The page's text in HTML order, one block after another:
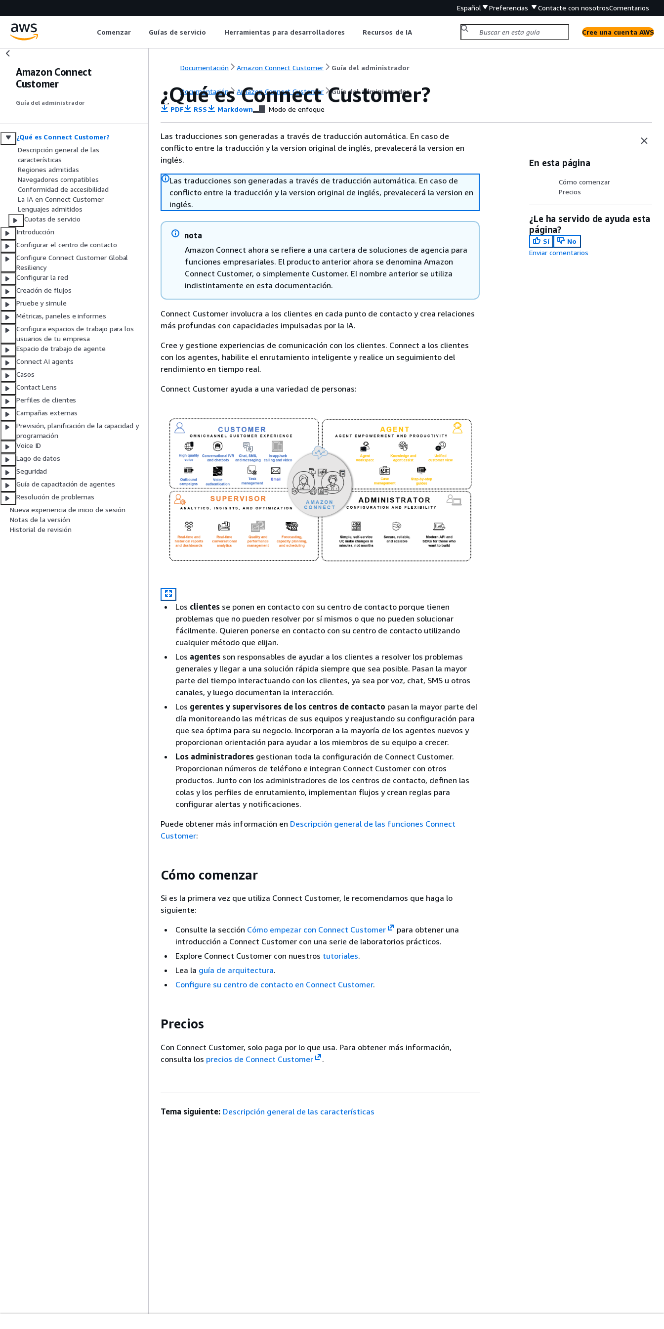
Español Preferencias Contacte con nosotrosComentarios
Comenzar Guías de servicio Herramientas para desarrolladores Recursos de IA Cree una cuenta AWS
Amazon Connect
Customer
Guía del administrador
¿Qué es Connect Customer?
Descripción general de las
características
Regiones admitidas
Navegadores compatibles
Conformidad de accesibilidad
La IA en Connect Customer
Lenguajes admitidos
Cuotas de servicio
Introducción
Configurar el centro de contacto
Configure Connect Customer Global
Resiliency
Configurar la red
Creación de flujos
Pruebe y simule
Métricas, paneles e informes
Configura espacios de trabajo para los
usuarios de tu empresa
Espacio de trabajo de agente
Connect AI agents
Casos
Contact Lens
Perfiles de clientes
Campañas externas
Previsión, planificación de la capacidad y
programación
Voice ID
Lago de datos
Seguridad
Guía de capacitación de agentes
Resolución de problemas
Nueva experiencia de inicio de sesión
Notas de la versión
Historial de revisión
Documentación Amazon Connect Customer Guía del administrador
Documentación Amazon Connect Customer Guía del administrador
¿Qué es Connect Customer?
PDF RSS Markdown Modo de enfoque
Las traducciones son generadas a través de traducción automática. En caso de
conflicto entre la traducción y la version original de inglés, prevalecerá la version en
inglés.
Las traducciones son generadas a través de traducción automática. En caso de
conflicto entre la traducción y la version original de inglés, prevalecerá la version en
inglés.
nota
Amazon Connect ahora se refiere a una cartera de soluciones de agencia para
funciones empresariales. El producto anterior ahora se denomina Amazon
Connect Customer, o simplemente Customer. El nombre anterior se utiliza
indistintamente en esta documentación.
Connect Customer involucra a los clientes en cada punto de contacto y crea relaciones
más profundas con capacidades impulsadas por la IA.
Cree y gestione experiencias de comunicación con los clientes. Connect a los clientes
con los agentes, habilite el enrutamiento inteligente y realice un seguimiento del
rendimiento en tiempo real.
Connect Customer ayuda a una variedad de personas:
Los clientes se ponen en contacto con su centro de contacto porque tienen
problemas que no pueden resolver por sí mismos o que no pueden solucionar
fácilmente. Quieren ponerse en contacto con su centro de contacto utilizando
cualquier método que elijan.
Los agentes son responsables de ayudar a los clientes a resolver los problemas
generales y llegar a una solución rápida siempre que sea posible. Pasan la mayor
parte del tiempo interactuando con los clientes, ya sea por voz, chat, SMS u otros
canales, y luego documentan la interacción.
Los gerentes y supervisores de los centros de contacto pasan la mayor parte del
día monitoreando las métricas de sus equipos y reajustando su configuración para
que sea óptima para su negocio. Incorporan a la mayoría de los agentes nuevos y
proporcionan orientación para ayudar a los miembros de su equipo a crecer.
Los administradores gestionan toda la configuración de Connect Customer.
Proporcionan números de teléfono e integran Connect Customer con otros
productos. Junto con los administradores de los centros de contacto, definen las
colas y los perfiles de enrutamiento, implementan flujos y crean reglas para
configurar alertas y notificaciones.
Puede obtener más información en Descripción general de las funciones Connect
Customer:
Cómo comenzar
Si es la primera vez que utiliza Connect Customer, le recomendamos que haga lo
siguiente:
Consulte la sección Cómo empezar con Connect Customer
para obtener una
introducción a Connect Customer con una serie de laboratorios prácticos.
Explore Connect Customer con nuestros tutoriales.
Lea la guía de arquitectura.
Configure su centro de contacto en Connect Customer.
Precios
Con Connect Customer, solo paga por lo que usa. Para obtener más información,
consulta los precios de Connect Customer .
En esta página
Cómo comenzar
Precios
¿Le ha servido de ayuda esta
página?
Sí
No
Enviar comentarios
Tema siguiente: Descripción general de las características